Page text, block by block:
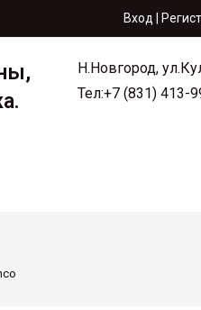
Вход |
Н.Новгород,
Тел:+7 (831) 413-